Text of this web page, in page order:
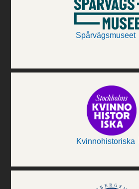
Spårvägsmuseet
Kvinnohistoriska